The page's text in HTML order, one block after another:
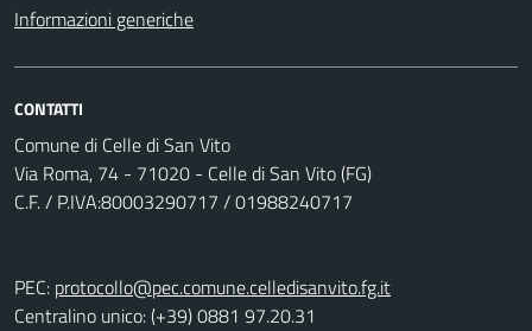
Informazioni generiche
CONTATTI
Comune di Celle di San Vito
Via Roma, 74 - 71020 - Celle di San Vito (FG)
C.F. / P.IVA:80003290717 / 01988240717
PEC: protocollo@pec.comune.celledisanvito.fg.it
Centralino unico: (+39) 0881 97.20.31